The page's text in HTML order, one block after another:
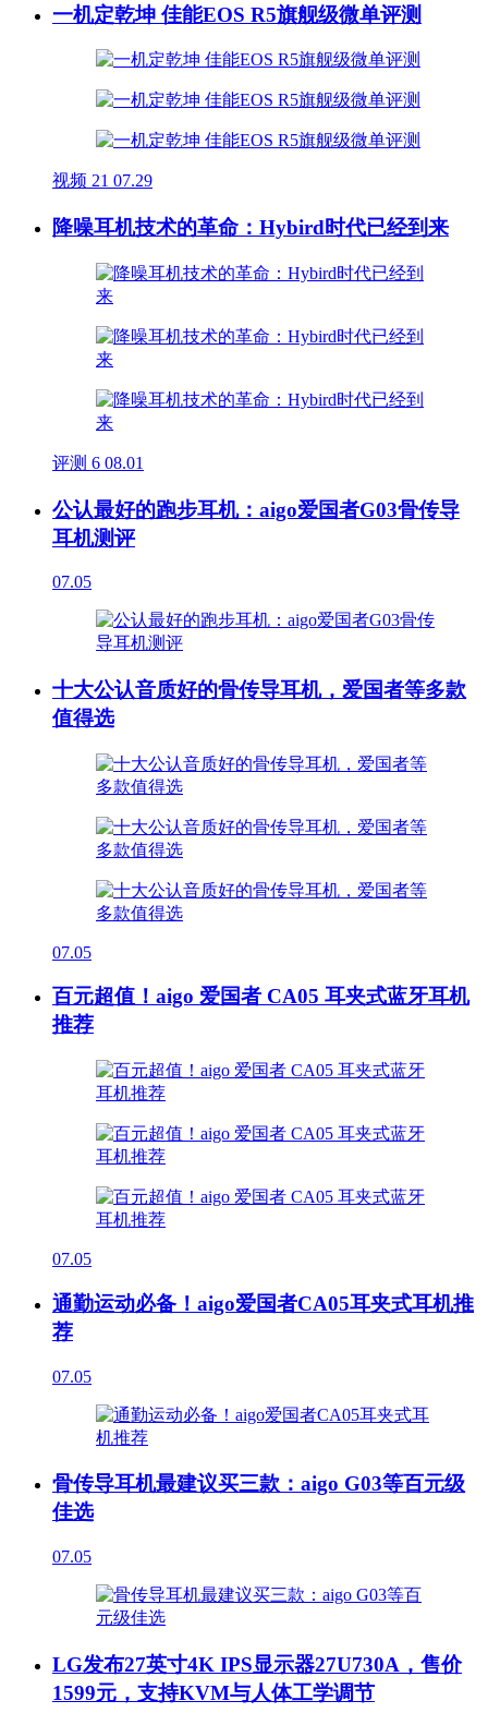
一机定乾坤 佳能EOS R5旗舰级微单评测
视频 21 07.29
降噪耳机技术的革命：Hybird时代已经到来
评测 6 08.01
公认最好的跑步耳机：aigo爱国者G03骨传导
耳机测评
07.05
十大公认音质好的骨传导耳机，爱国者等多款
值得选
07.05
百元超值！aigo 爱国者 CA05 耳夹式蓝牙耳机
推荐
07.05
通勤运动必备！aigo爱国者CA05耳夹式耳机推
荐
07.05
骨传导耳机最建议买三款：aigo G03等百元级
佳选
07.05
LG发布27英寸4K IPS显示器27U730A，售价
1599元，支持KVM与人体工学调节